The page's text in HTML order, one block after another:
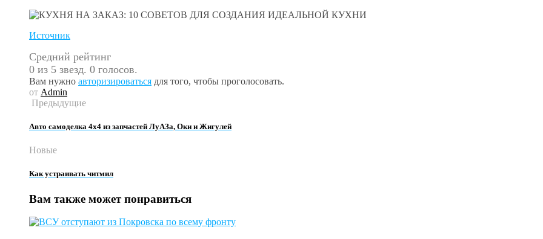
Источник
Средний рейтинг
0 из 5 звезд. 0 голосов.
Вам нужно авторизироваться для того, чтобы проголосовать.
от Admin
Предыдущие
Авто самоделка 4х4 из запчастей ЛуАЗа, Оки и Жигулей
Новые
Как устраивать читмил
Вам также может понравиться